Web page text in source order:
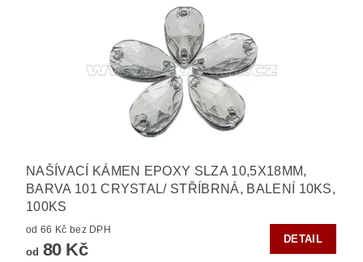
NAŠÍVACÍ KÁMEN EPOXY SLZA 10,5X18MM,
BARVA 101 CRYSTAL/ STŘÍBRNÁ, BALENÍ 10KS,
100KS
od 66 Kč bez DPH
od 80 Kč
DETAIL